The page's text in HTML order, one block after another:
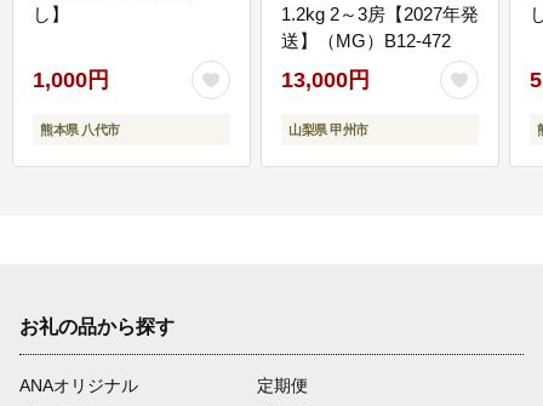
し】
1,000円
熊本県 八代市
1.2kg 2～3房【2027年発
送】（MG）B12-472
13,000円
山梨県 甲州市
お礼の品から探す
ANAオリジナル
定期便